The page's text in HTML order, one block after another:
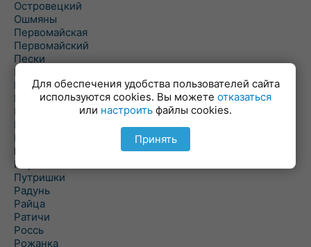
Островецкий
Ошмяны
Первомайская
Первомайский
Пески
Петревичи
Погородно
Пограничный
Подлабенье
Подольцы
Подороск
Поречье
Порозово
Путришки
Радунь
Райца
Ратичи
Роcсь
Рожанка
Для обеспечения удобства пользователей сайта
используются cookies. Вы можете отказаться
или настроить файлы cookies.
Принять